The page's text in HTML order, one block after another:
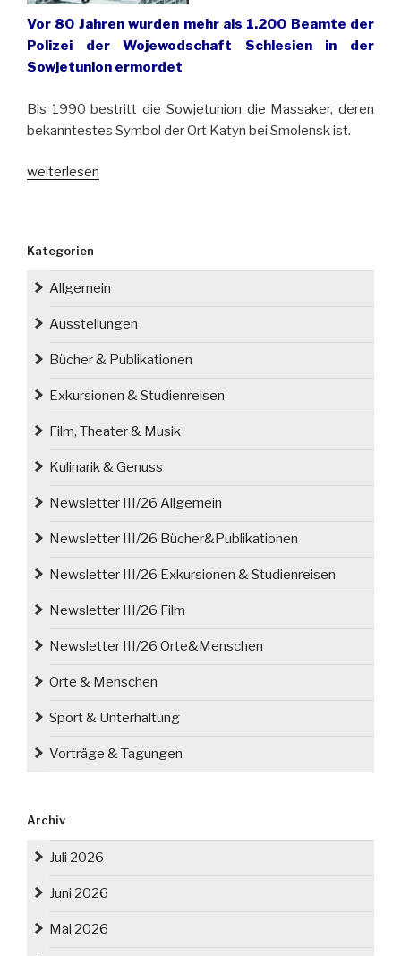
Vor 80 Jahren wurden mehr als 1.200 Beamte der
Polizei der Wojewodschaft Schlesien in der
Sowjetunion ermordet
Bis 1990 bestritt die Sowjetunion die Massaker, deren
bekanntestes Symbol der Ort Katyn bei Smolensk ist.
„Oberschlesier
weiterlesen
Kategorien
Allgemein
Ausstellungen
Bücher & Publikationen
Exkursionen & Studienreisen
Film, Theater & Musik
Kulinarik & Genuss
Newsletter III/26 Allgemein
Newsletter III/26 Bücher&Publikationen
Newsletter III/26 Exkursionen & Studienreisen
Newsletter III/26 Film
Newsletter III/26 Orte&Menschen
Orte & Menschen
Sport & Unterhaltung
Vorträge & Tagungen
Archiv
Juli 2026
Juni 2026
Mai 2026